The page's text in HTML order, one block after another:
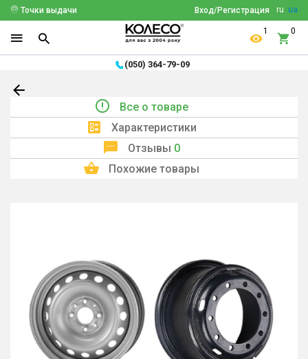
ru ua
Вход/Регистрация
Точки выдачи
1 0
(050) 364-79-09
Все о товаре
Характеристики
Отзывы 0
Похожие товары